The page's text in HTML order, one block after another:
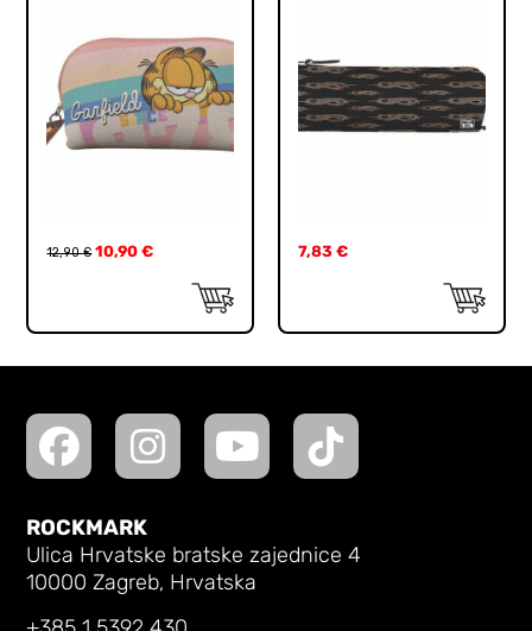
12,90€ 10,90€ 7,83 €
ROCKMARK
Ulica Hrvatske bratske zajednice 4
10000 Zagreb, Hrvatska